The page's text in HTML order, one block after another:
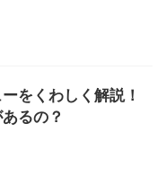
をくわしく解説！
るの？